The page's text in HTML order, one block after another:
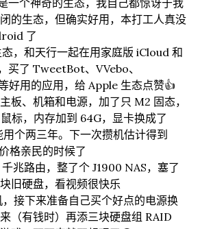
一个神奇的生态，我自己都惊讶于我
的生态，但确实好用，本打工人真没
了
，和天行一起在用家庭版 iCloud 和
买了 TweetBot、VVebo、
好用的应用，给 Apple 生态点赞👍
板、机箱和电源，加了只 M2 固态，
标，内存加到 64G，显卡换成了
个两三年。下一次攒机估计得到
格亲民的时候了
兆路由，整了个 J1900 NAS，塞了
旧硬盘，看视频很快乐
，接下来准备自己买个好点的电源换
（有钱时）再添三块硬盘组 RAID